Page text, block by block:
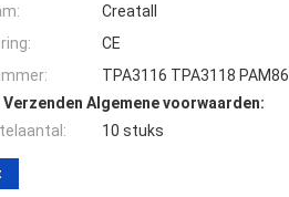
Creatall
CE
TPA3116 TPA3118
Verzenden Algemene voorwaarden:
10 stuks